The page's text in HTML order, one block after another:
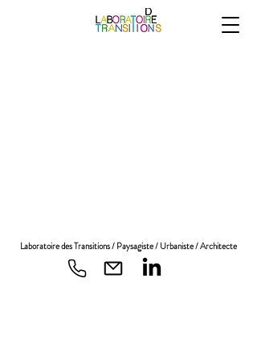
Laboratoire des Transitions / Paysagiste / Urbaniste / Architecte